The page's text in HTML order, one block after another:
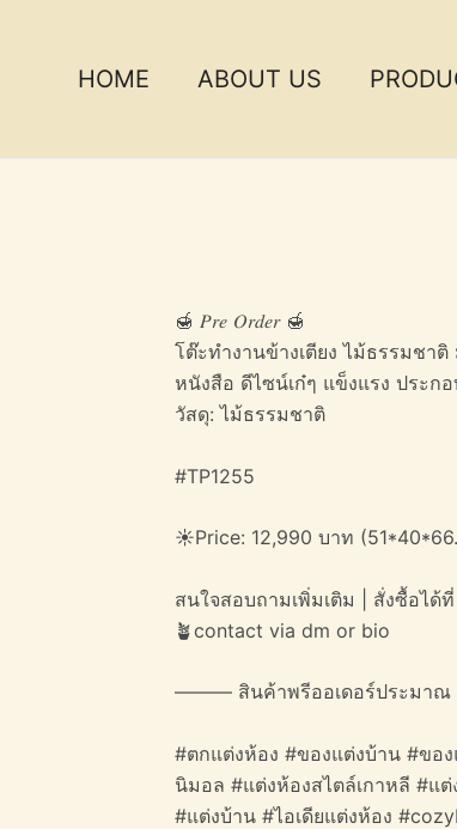
HOME ABOUT US
🍯 𝑃𝑟𝑒 𝑂𝑟𝑑𝑒𝑟 🍯
โต๊ะทำงานข้างเตียง ไม้ธรรมชา
หนังสือ ดีไซน์เก๋ๆ แข็งแรง ประก
วัสดุ: ไม้ธรรมชาติ
#TP1255
☀️Price: 12,990 บาท
สนใจสอบถามเพิ่มเติม | สั่งซื้อได้ที่
🪴contact via dm or bio
——— สินค้าพรีออเดอร์ประมา
#ตกแต่งห้อง #ของแต่งบ้าน #ขอ
นิมอล #แต่งห้องสไตล์เกาหลี #แ
#แต่งบ้าน #ไอเดียแต่งห้อง